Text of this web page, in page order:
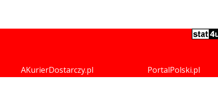
AKurierDostarczy.pl PortalPolski.pl